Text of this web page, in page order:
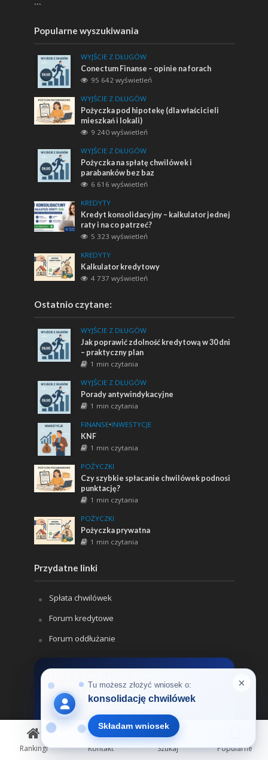
```
Popularne wyszukiwania
WYJŚCIE Z DŁUGÓW
Conectum Finanse – opinie na forach
95 642 wyświetleń
WYJŚCIE Z DŁUGÓW
Pożyczka pod hipotekę (dla właścicieli
mieszkań i lokali)
9 240 wyświetleń
WYJŚCIE Z DŁUGÓW
Pożyczka na spłatę chwilówek i
parabanków bez baz
6 616 wyświetleń
KREDYTY
Kredyt konsolidacyjny – kalkulator jednej
raty i na co patrzeć?
5 323 wyświetleń
KREDYTY
Kalkulator kredytowy
4 737 wyświetleń
Ostatnio czytane:
WYJŚCIE Z DŁUGÓW
Jak poprawić zdolność kredytową w 30 dni
– praktyczny plan
1 min czytania
WYJŚCIE Z DŁUGÓW
Porady antywindykacyjne
1 min czytania
FINANSE•INWESTYCJE
KNF
1 min czytania
POŻYCZKI
Czy szybkie spłacanie chwilówek podnosi
punktację?
1 min czytania
POŻYCZKI
Pożyczka prywatna
1 min czytania
Przydatne linki
Spłata chwilówek
Forum kredytowe
Forum oddłużanie
Kredyt bez zaświadczeń o
dochodach
Produkt pozbawiony wymogu
przedstawiania zaświadczeń od pracodawcy
czy PIT-ów, oparty na uproszczonym
Rankingi Kontakt Szukaj Popularne